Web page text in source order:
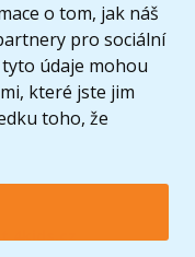
o tom, jak náš
pro sociální
údaje mohou
které jste jim
toho, že
4kids.cz